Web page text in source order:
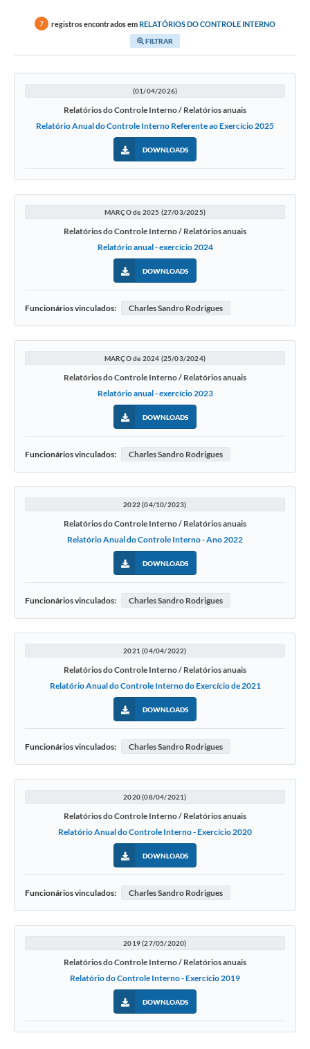
7 registros encontrados emRELATÓRIOS DO CONTROLE INTERNO
FILTRAR
(01/04/2026)
Relatórios do Controle Interno / Relatórios anuais
Relatório Anual do Controle Interno Referente ao Exercício 2025
DOWNLOADS
MARÇO de 2025 (27/03/2025)
Relatórios do Controle Interno / Relatórios anuais
Relatório anual - exercício 2024
DOWNLOADS
Funcionários vinculados: Charles Sandro Rodrigues
MARÇO de 2024 (25/03/2024)
Relatórios do Controle Interno / Relatórios anuais
Relatório anual - exercício 2023
DOWNLOADS
Funcionários vinculados: Charles Sandro Rodrigues
2022 (04/10/2023)
Relatórios do Controle Interno / Relatórios anuais
Relatório Anual do Controle Interno - Ano 2022
DOWNLOADS
Funcionários vinculados: Charles Sandro Rodrigues
2021 (04/04/2022)
Relatórios do Controle Interno / Relatórios anuais
Relatório Anual do Controle Interno do Exercício de 2021
DOWNLOADS
Funcionários vinculados: Charles Sandro Rodrigues
2020 (08/04/2021)
Relatórios do Controle Interno / Relatórios anuais
Relatório Anual do Controle Interno - Exercício 2020
DOWNLOADS
Funcionários vinculados: Charles Sandro Rodrigues
2019 (27/05/2020)
Relatórios do Controle Interno / Relatórios anuais
Relatório do Controle Interno - Exercício 2019
DOWNLOADS